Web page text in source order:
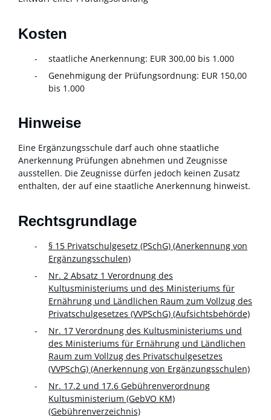
Kosten
staatliche Anerkennung: EUR 300,00 bis 1.000
Genehmigung der Prüfungsordnung: EUR 150,00
bis 1.000
Hinweise
Eine Ergänzungsschule darf auch ohne staatliche
Anerkennung Prüfungen abnehmen und Zeugnisse
ausstellen. Die Zeugnisse dürfen jedoch keinen Zusatz
enthalten, der auf eine staatliche Anerkennung hinweist.
Rechtsgrundlage
§ 15 Privatschulgesetz (PSchG) (Anerkennung von
Ergänzungsschulen)
Nr. 2 Absatz 1 Verordnung des
Kultusministeriums und des Ministeriums für
Ernährung und Ländlichen Raum zum Vollzug des
Privatschulgesetzes (VVPSchG) (Aufsichtsbehörde)
Nr. 17 Verordnung des Kultusministeriums und
des Ministeriums für Ernährung und Ländlichen
Raum zum Vollzug des Privatschulgesetzes
(VVPSchG) (Anerkennung von Ergänzungsschulen)
Nr. 17.2 und 17.6 Gebührenverordnung
Kultusministerium (GebVO KM)
(Gebührenverzeichnis)